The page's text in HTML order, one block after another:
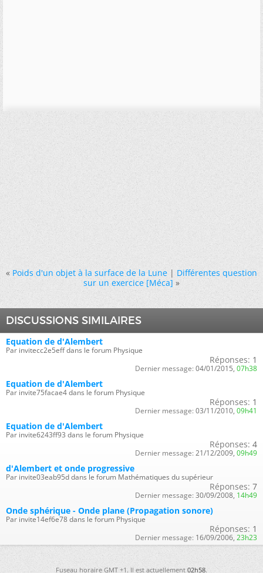
« Poids d'un objet à la surface de la Lune|Différentes question
sur un exercice [Méca] »
DISCUSSIONS SIMILAIRES
Equation de d'Alembert
Par invitecc2e5eff dans le forum Physique
Réponses: 1
Dernier message: 04/01/2015, 07h38
Equation de d'Alembert
Par invite75facae4 dans le forum Physique
Réponses: 1
Dernier message: 03/11/2010, 09h41
Equation de d'Alembert
Par invite6243ff93 dans le forum Physique
Réponses: 4
Dernier message: 21/12/2009, 09h49
d'Alembert et onde progressive
Par invite03eab95d dans le forum Mathématiques du supérieur
Réponses: 7
Dernier message: 30/09/2008, 14h49
Onde sphérique - Onde plane (Propagation sonore)
Par invite14ef6e78 dans le forum Physique
Réponses: 1
Dernier message: 16/09/2006, 23h23
Fuseau horaire GMT +1. Il est actuellement02h58.